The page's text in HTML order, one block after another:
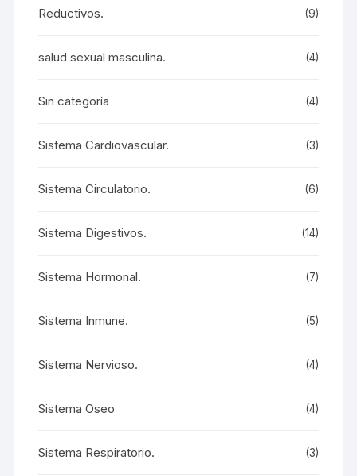
Reductivos. (9)
salud sexual masculina. (4)
Sin categoría (4)
Sistema Cardiovascular. (3)
Sistema Circulatorio. (6)
Sistema Digestivos. (14)
Sistema Hormonal. (7)
Sistema Inmune. (5)
Sistema Nervioso. (4)
Sistema Oseo (4)
Sistema Respiratorio. (3)